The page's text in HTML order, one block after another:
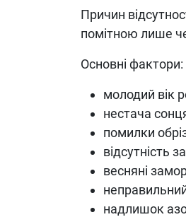
Причин
помітною лише
Основні фактори:
молодий вік
нестача
помилки
відсутність
весняні
надлишок